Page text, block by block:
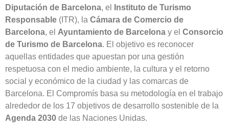
Diputación de Barcelona, el
Instituto de Turismo
Responsable (ITR), la Cámara de Comercio de
Barcelona, el Ayuntamiento de Barcelona y el Consorcio
de Turismo de Barcelona. El objetivo es reconocer
aquellas entidades que apuestan por una gestión
respetuosa con el medio ambiente, la cultura y el retorno
social y económico de la ciudad y las comarcas de
Barcelona. El Compromís basa su metodología en el trabajo
alrededor de los 17 objetivos de desarrollo sostenible de la
Agenda 2030 de las Naciones Unidas.